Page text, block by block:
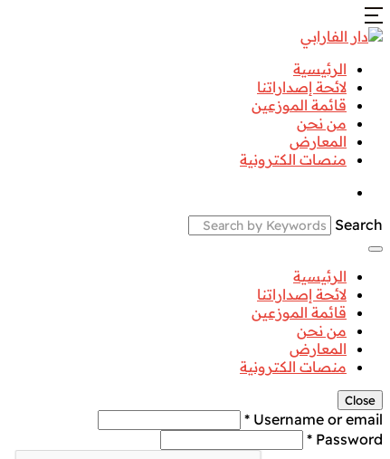
الرئيسية
لائحة إصداراتنا
قائمة الموزعين
من نحن
المعارض
منصات الكترونية
Search
الرئيسية
لائحة إصداراتنا
قائمة الموزعين
من نحن
المعارض
منصات الكترونية
Close
Username or email *
Password *